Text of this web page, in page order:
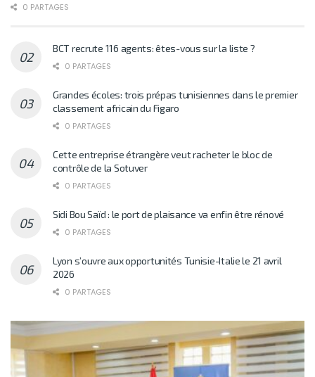
0 PARTAGES
BCT recrute 116 agents: êtes-vous sur la liste ?
0 PARTAGES
Grandes écoles: trois prépas tunisiennes dans le premier
classement africain du Figaro
0 PARTAGES
Cette entreprise étrangère veut racheter le bloc de
contrôle de la Sotuver
0 PARTAGES
Sidi Bou Saïd : le port de plaisance va enfin être rénové
0 PARTAGES
Lyon s’ouvre aux opportunités Tunisie-Italie le 21 avril
2026
0 PARTAGES